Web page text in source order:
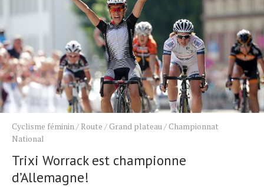
Cyclisme féminin/ Route / Grand plateau/ Championnat
National
Trixi Worrack est championne
d’Allemagne!